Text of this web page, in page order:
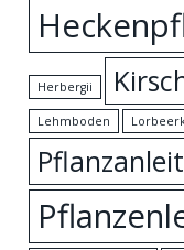
Herbergii
Lehmboden